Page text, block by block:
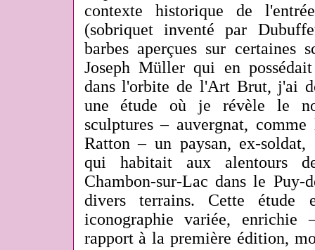
contexte historique de
(sobriquet inventé par
barbes aperçues sur certaines
Joseph Müller qui en
dans l'orbite de l'Art Brut, j'ai
une étude où je révèle le
sculptures – auvergnat,
Ratton – un paysan, ex-
qui habitait aux alentours
Chambon-sur-Lac dans le Puy-
divers terrains. Cette étude
iconographie variée, enrichie
rapport à la première édition,